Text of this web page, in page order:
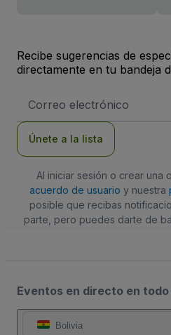
Recibe sugerencias de
directamente en tu bandeja
de
Únete a la lista
Al iniciar sesión o crear una
acuerdo de usuario y nuestra
posible que recibas
parte, pero puedes darte de
Eventos en directo en todo
Bolivia